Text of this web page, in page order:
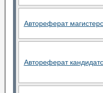
Автореферат
Автореферат